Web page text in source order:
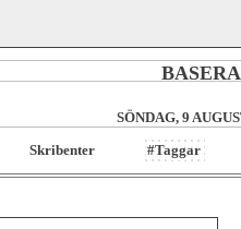
SÖNDAG, 9
Skribenter #Taggar